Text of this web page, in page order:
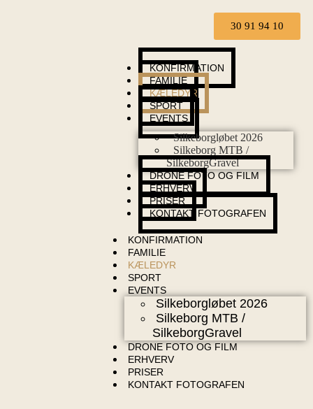
30 91 94 10
KONFIRMATION
FAMILIE
KÆLEDYR
SPORT
EVENTS
Silkeborgløbet 2026
Silkeborg MTB /
SilkeborgGravel
DRONE FOTO OG FILM
ERHVERV
PRISER
KONTAKT FOTOGRAFEN
KONFIRMATION
FAMILIE
KÆLEDYR
SPORT
EVENTS
Silkeborgløbet 2026
Silkeborg MTB /
SilkeborgGravel
DRONE FOTO OG FILM
ERHVERV
PRISER
KONTAKT FOTOGRAFEN